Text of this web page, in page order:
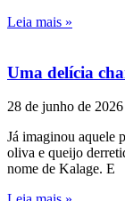
Leia mais »
Uma delícia
28 de junho de 2026
Já imaginou aquele
oliva e queijo
nome de Kalage. E